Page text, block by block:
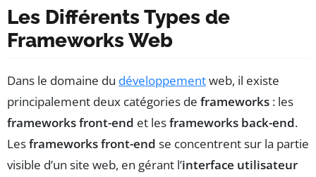
Les Différents Types de
Frameworks Web
Dans le domaine du développementweb, il existe
principalement deux catégories de frameworks : les
frameworks front-end et lesframeworks back-end.
Lesframeworks front-end se concentrent sur la partie
visible d’un site web, en gérant l’interface utilisateur